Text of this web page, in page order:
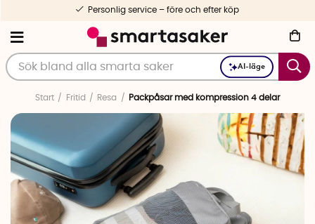
AI-läge
Personlig service – före och efter köp
Start Fritid Resa Packpåsar med kompression 4 delar